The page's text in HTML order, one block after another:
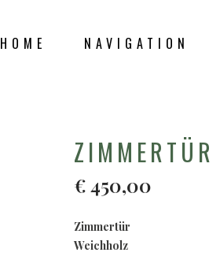
HOME NAVIGATION
SHOPZIMMERTÜR
€450,00
Zimmertür
Weichholz